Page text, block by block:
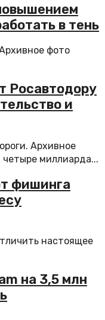
в тень
фото
Росавтодору
и
Архивное
миллиарда...
фишинга
настоящее
на 3,5 млн